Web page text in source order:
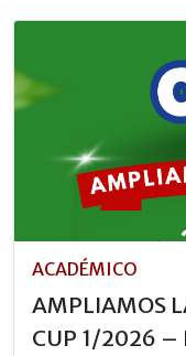
ACADÉMICO
AMPLIAMOS
CUP 1/2026 –